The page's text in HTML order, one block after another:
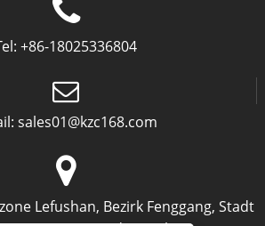
+86-18025336804
sales01@kzc168.com
Lefushan, Bezirk Fenggang, Stadt